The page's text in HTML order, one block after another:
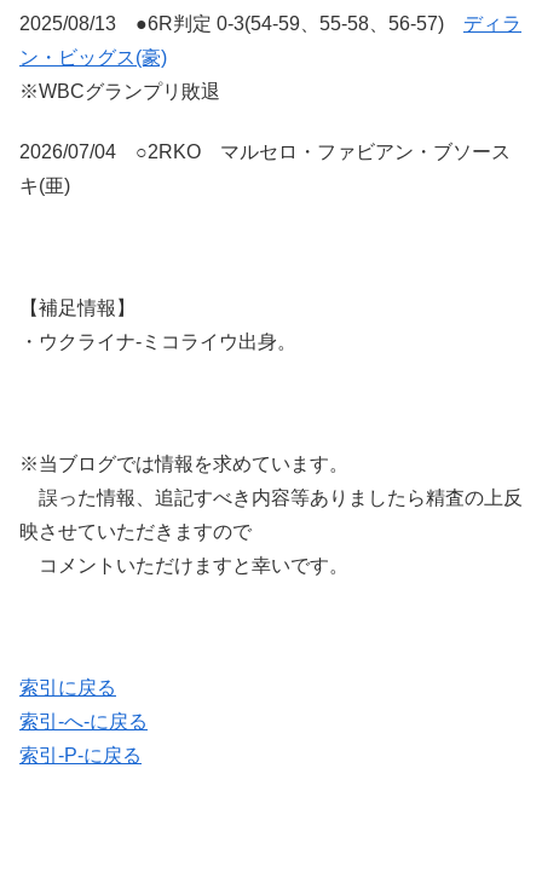
2025/08/13 ●6R判定 0-3(54-59、55-58、56-57) ディラ
ン・ビッグス(豪)
※WBCグランプリ敗退
2026/07/04 ○2RKO マルセロ・ファビアン・ブソース
キ(亜)
【補足情報】
・ウクライナ-ミコライウ出身。
※当ブログでは情報を求めています。
誤った情報、追記すべき内容等ありましたら精査の上反
映させていただきますので
コメントいただけますと幸いです。
索引に戻る
索引-へ-に戻る
索引-P-に戻る